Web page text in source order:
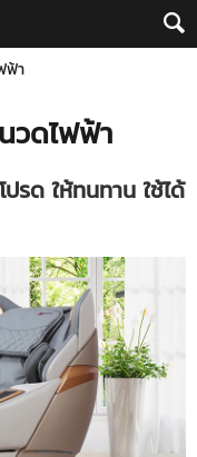
ฟ้า
วดไฟฟ้า
ปรด ให้ทนทาน ใช้ได้